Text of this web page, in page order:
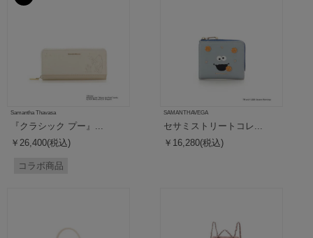
Samantha Thavasa
『クラシック プー』...
￥26,400(税込)
コラボ商品
SAMANTHAVEGA
セサミストリートコレ...
￥16,280(税込)